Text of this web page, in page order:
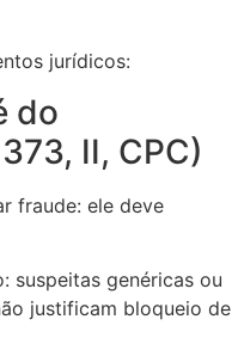
jurídicos:
do
II, CPC)
fraude: ele deve
suspeitas genéricas ou
justificam bloqueio de